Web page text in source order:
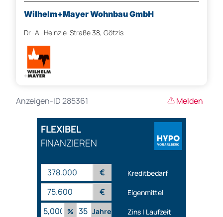
Wilhelm+Mayer Wohnbau GmbH
Dr.-A.-Heinzle-Straße 38, Götzis
Anzeigen-ID 285361 Melden
FLEXIBEL
FINANZIEREN
€ Kreditbedarf
€
Eigenmittel
%
Jahre Zins | Laufzeit